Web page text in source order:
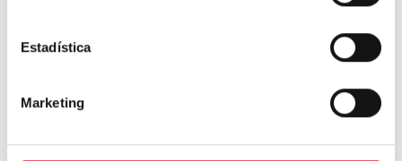
Estadística
Marketing
Noticias de actualidad y proyectos vinculados a